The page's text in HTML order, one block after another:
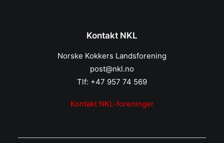
Kontakt NKL
Norske Kokkers Landsforening
post@nkl.no
Tlf: +47 957 74 569
Kontakt NKL-foreninger